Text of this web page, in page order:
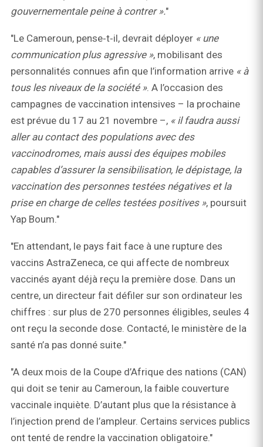
gouvernementale peine à contrer »."
"Le Cameroun, pense‑t‑il, devrait déployer « une
communication plus agressive », mobilisant des
personnalités connues afin que l’information arrive « à
tous les niveaux de la société ». A l’occasion des
campagnes de vaccination intensives – la prochaine
est prévue du 17 au 21 novembre –, « il faudra aussi
aller au contact des populations avec des
vaccinodromes, mais aussi des équipes mobiles
capables d’assurer la sensibilisation, le dépistage, la
vaccination des personnes testées négatives et la
prise en charge de celles testées positives », poursuit
Yap Boum."
"En attendant, le pays fait face à une rupture des
vaccins AstraZeneca, ce qui affecte de nombreux
vaccinés ayant déjà reçu la première dose. Dans un
centre, un directeur fait défiler sur son ordinateur les
chiffres : sur plus de 270 personnes éligibles, seules 4
ont reçu la seconde dose. Contacté, le ministère de la
santé n’a pas donné suite."
"A deux mois de la Coupe d’Afrique des nations (CAN)
qui doit se tenir au Cameroun, la faible couverture
vaccinale inquiète. D’autant plus que la résistance à
l’injection prend de l’ampleur. Certains services publics
ont tenté de rendre la vaccination obligatoire."